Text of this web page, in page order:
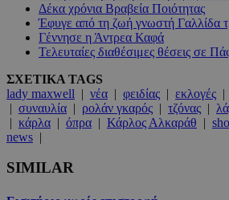
Δέκα χρόνια Βραβεία Ποιότητας
Έφυγε από τη ζωή γνωστή Γαλλίδα
Γέννησε η Άντρεα Καφά
Τελευταίες διαθέσιμες θέσεις σε
ΣΧΕΤΙΚΑ TAGS
lady maxwell | νέα | φειδίας | εκλογές |
| συναυλία | ρολάν γκαρός | τζόνας |
| κάρλα | όπρα | Κάρλος Αλκαράθ |
news |
SIMILAR